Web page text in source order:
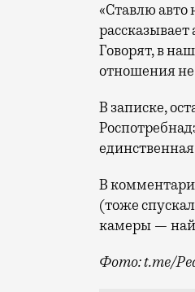
«Ставлю
Говорят, в
отношения
В записке,
В
(тоже
камеры —
Фото: t.me/